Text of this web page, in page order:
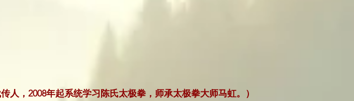
人，2008年起系统学习陈氏太极拳，师承太极拳大师马虹。）